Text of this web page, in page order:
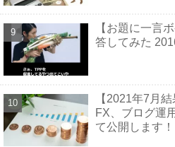
【お題に一言
答してみた
【2021年7月
FX、ブログ運
て公開します！